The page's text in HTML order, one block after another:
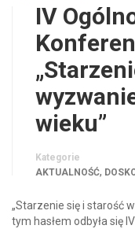
IV
wieku”
Kategorie
AKTUALNOŚĆ,
„Starzenie się i starość
tym hasłem odbyła się